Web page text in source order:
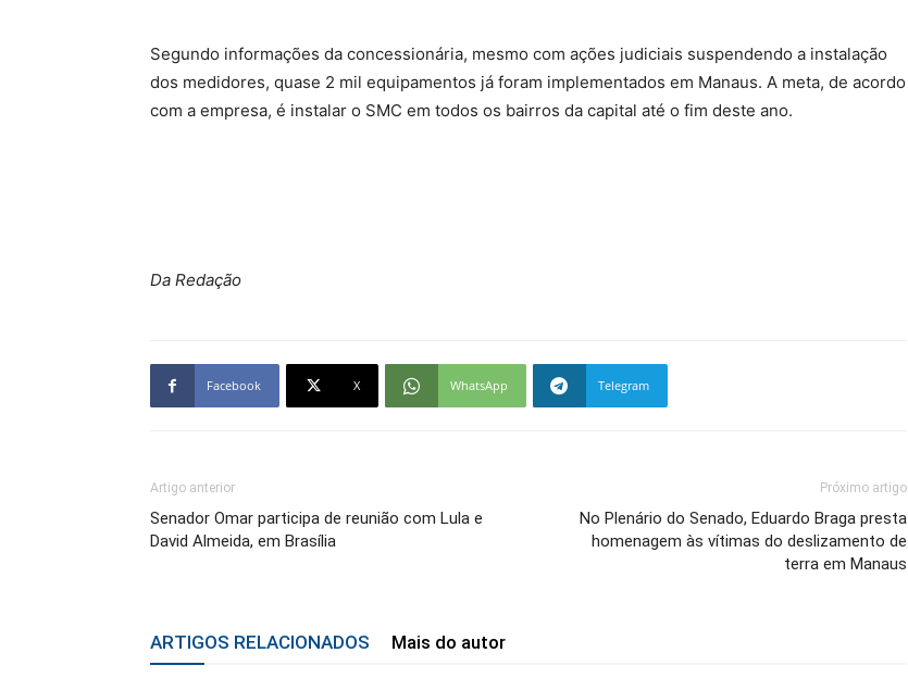
Segundo informações da concessionária, mesmo com ações judiciais suspendendo a instalação
dos medidores, quase 2 mil equipamentos já foram implementados em Manaus. A meta, de acordo
com a empresa, é instalar o SMC em todos os bairros da capital até o fim deste ano.
Da Redação
Facebook X WhatsApp Telegram
Artigo anterior
Senador Omar participa de reunião com Lula e
David Almeida, em Brasília
Próximo artigo
No Plenário do Senado, Eduardo Braga presta
homenagem às vítimas do deslizamento de
terra em Manaus
ARTIGOS RELACIONADOS Mais do autor